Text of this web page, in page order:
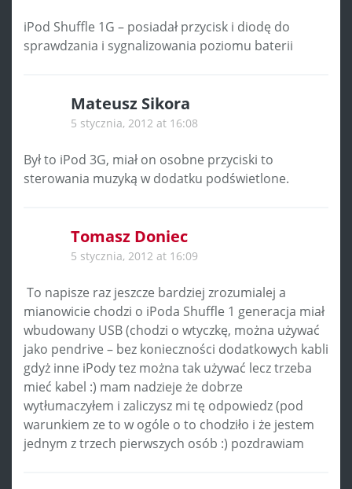
iPod Shuffle 1G – posiadał przycisk i diodę do
sprawdzania i sygnalizowania poziomu baterii
Mateusz Sikora
5 stycznia, 2012 at 16:08
Był to iPod 3G, miał on osobne przyciski to
sterowania muzyką w dodatku podświetlone.
Tomasz Doniec
5 stycznia, 2012 at 16:09
To napisze raz jeszcze bardziej zrozumialej a
mianowicie chodzi o iPoda Shuffle 1 generacja miał
wbudowany USB (chodzi o wtyczkę, można używać
jako pendrive – bez konieczności dodatkowych kabli
gdyż inne iPody tez można tak używać lecz trzeba
mieć kabel :) mam nadzieje że dobrze
wytłumaczyłem i zaliczysz mi tę odpowiedz (pod
warunkiem ze to w ogóle o to chodziło i że jestem
jednym z trzech pierwszych osób :) pozdrawiam